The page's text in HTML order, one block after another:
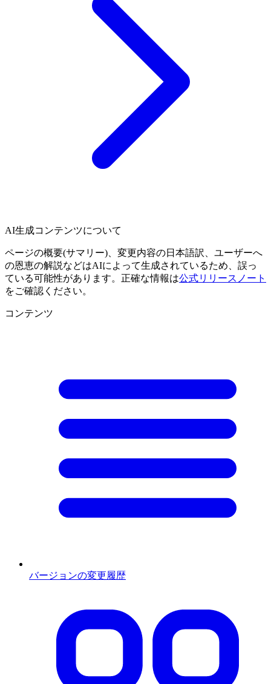
AI生成コンテンツについて
ページの概要(サマリー)、変更内容の日本語訳、ユーザーへ
の恩恵の解説などはAIによって生成されているため、誤っ
ている可能性があります。正確な情報は公式リリースノート
をご確認ください。
コンテンツ
バージョンの変更履歴